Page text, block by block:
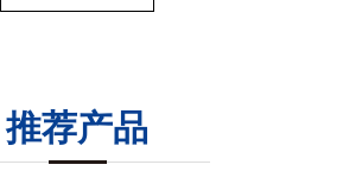
推荐产品